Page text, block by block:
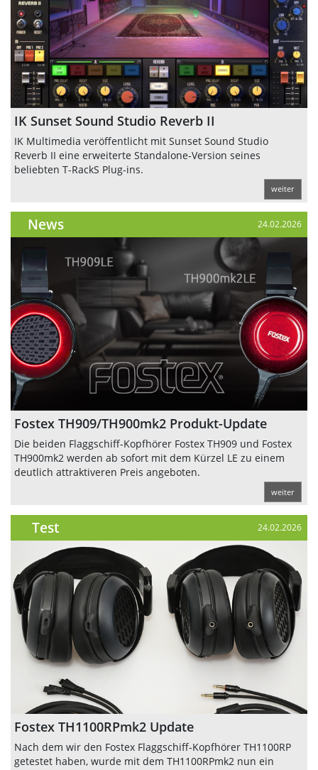
IK Sunset Sound Studio Reverb II
IK Multimedia veröffentlicht mit Sunset Sound Studio
Reverb II eine erweiterte Standalone-Version seines
beliebten T-RackS Plug-ins.
weiter
News 24.02.2026
Fostex TH909/TH900mk2 Produkt-Update
Die beiden Flaggschiff-Kopfhörer Fostex TH909 und Fostex
TH900mk2 werden ab sofort mit dem Kürzel LE zu einem
deutlich attraktiveren Preis angeboten.
weiter
Test 24.02.2026
Fostex TH1100RPmk2 Update
Nach dem wir den Fostex Flaggschiff-Kopfhörer TH1100RP
getestet haben, wurde mit dem TH1100RPmk2 nun ein